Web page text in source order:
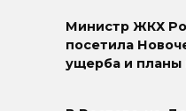
Министр ЖКХ
посетила
ущерба и планы